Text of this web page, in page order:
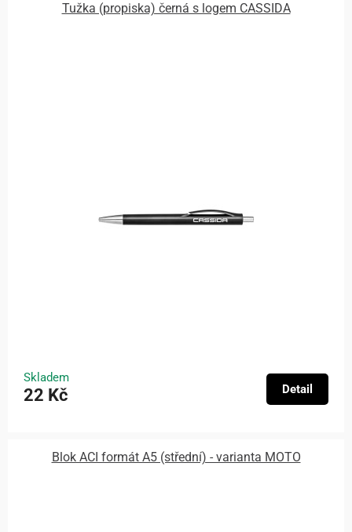
Tužka (propiska) černá s logem CASSIDA
Skladem
22 Kč Detail
Blok ACI formát A5 (střední) - varianta MOTO